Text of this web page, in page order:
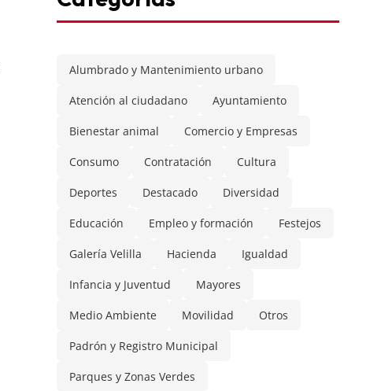
Alumbrado y Mantenimiento urbano
Atención al ciudadano Ayuntamiento
Bienestar animal Comercio y Empresas
Consumo Contratación Cultura
Deportes Destacado Diversidad
Educación Empleo y formación Festejos
Galería Velilla Hacienda Igualdad
Infancia y Juventud Mayores
Medio Ambiente Movilidad Otros
Padrón y Registro Municipal
Parques y Zonas Verdes